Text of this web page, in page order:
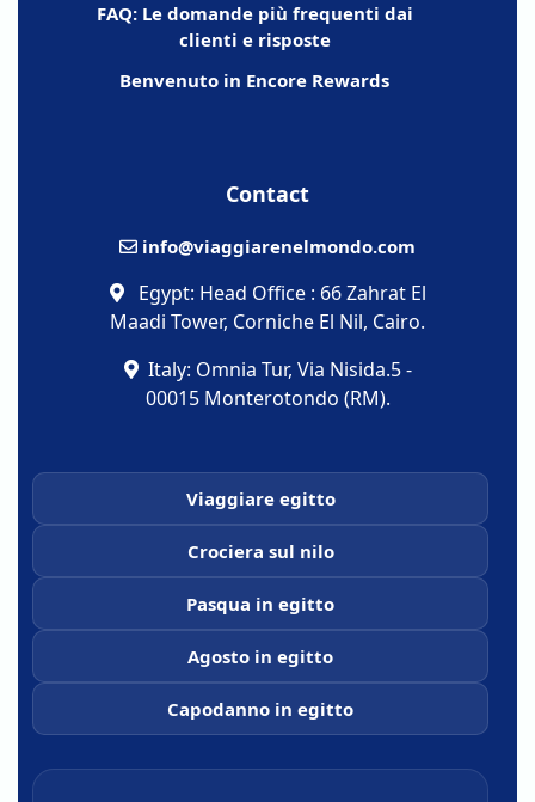
FAQ: Le domande più frequenti dai
clienti e risposte
Benvenuto in Encore Rewards
Contact
info@viaggiarenelmondo.com
Egypt: Head Office : 66 Zahrat El
Maadi Tower, Corniche El Nil, Cairo.
Italy: Omnia Tur, Via Nisida.5 -
00015 Monterotondo (RM).
Viaggiare egitto
Crociera sul nilo
Pasqua in egitto
Agosto in egitto
Capodanno in egitto